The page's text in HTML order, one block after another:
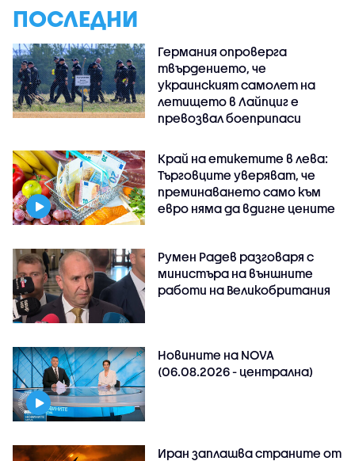
ПОСЛЕДНИ
Германия опроверга
твърдението, че
украинският самолет на
летището в Лайпциг е
превозвал боеприпаси
Край на етикетите в лева:
Търговците уверяват, че
преминаването само към
евро няма да вдигне цените
Румен Радев разговаря с
министъра на външните
работи на Великобритания
Новините на NOVA
(06.08.2026 - централна)
Иран заплашва страните от